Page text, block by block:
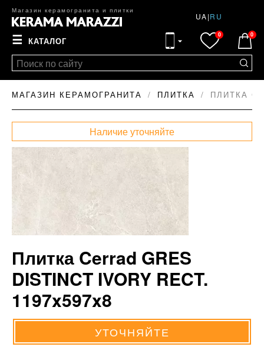
Магазин керамогранита и плитки
UA|RU
☰ КАТАЛОГ
0 0
МАГАЗИН КЕРАМОГРАНИТА ПЛИТКА ПЛИТКА
Наличие уточняйте
Плитка Cerrad GRES
DISTINCT IVORY RECT.
1197x597x8
УТОЧНЯЙТЕ